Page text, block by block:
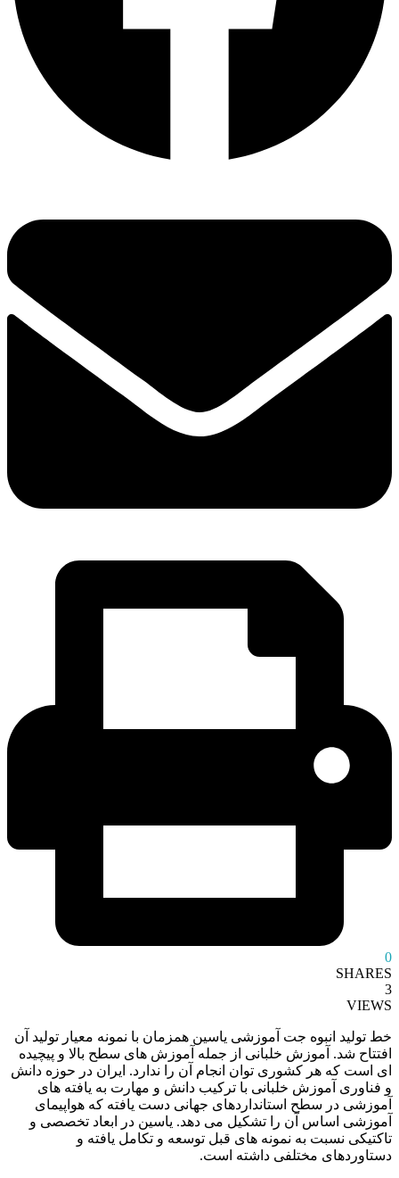
0
SHARES
3
VIEWS
خط تولید انبوه جت آموزشی یاسین همزمان با نمونه معیار تولید آن
افتتاح شد. آموزش خلبانی از جمله آموزش های سطح بالا و پیچیده
ای است که هر کشوری توان انجام آن را ندارد. ایران در حوزه دانش
و فناوری آموزش خلبانی با ترکیب دانش و مهارت به یافته ‌های
آموزشی در سطح استانداردهای جهانی دست یافته که هواپیمای
آموزشی اساس آن را تشکیل می دهد. یاسین در ابعاد تخصصی و
تاکتیکی نسبت به نمونه های قبل توسعه و تکامل یافته و
دستاوردهای مختلفی داشته است.